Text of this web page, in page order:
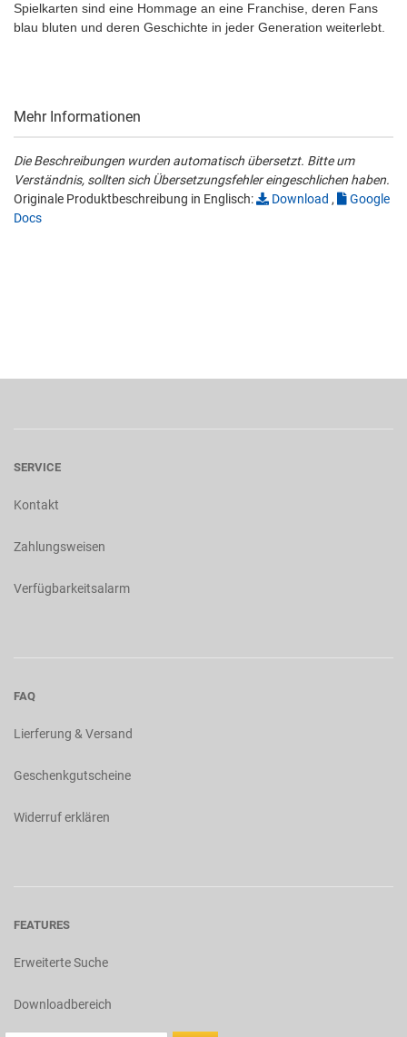
Spielkarten sind eine Hommage an eine Franchise, deren Fans
blau bluten und deren Geschichte in jeder Generation weiterlebt.
Mehr Informationen
Die Beschreibungen wurden automatisch übersetzt. Bitte um
Verständnis, sollten sich Übersetzungsfehler eingeschlichen haben.
Originale Produktbeschreibung in Englisch:
Download ,
Google
Docs
SERVICE
Kontakt
Zahlungsweisen
Verfügbarkeitsalarm
FAQ
Lierferung & Versand
Geschenkgutscheine
Widerruf erklären
FEATURES
Erweiterte Suche
Downloadbereich